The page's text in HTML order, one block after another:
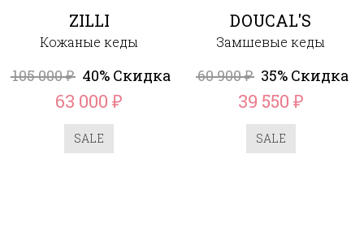
ZILLI
Кожаные кеды
105 000₽ 40% Скидка
63 000₽
SALE
DOUCAL'S
Замшевые кеды
60 900₽ 35% Скидка
39 550 ₽
SALE